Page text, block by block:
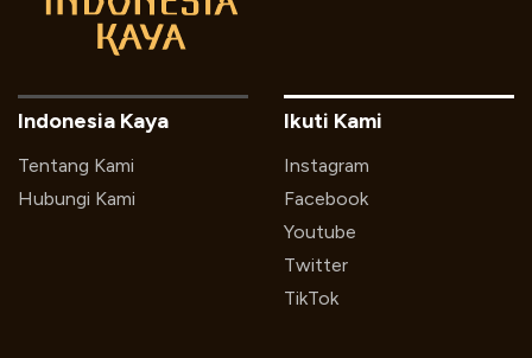
Indonesia Kaya
Tentang Kami
Hubungi Kami
Ikuti Kami
Instagram
Facebook
Youtube
Twitter
TikTok